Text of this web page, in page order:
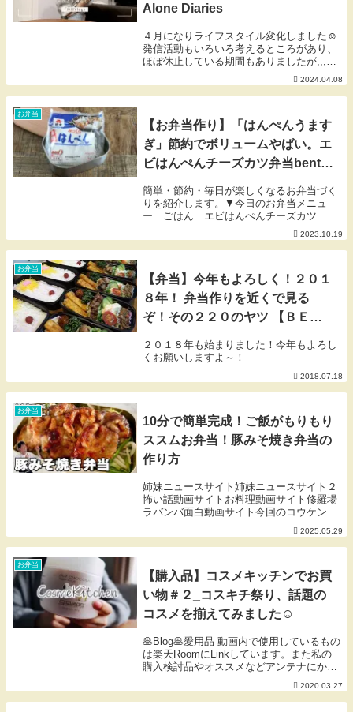
Alone Diaries
４月になりライフスタイル変化しました☺︎
発信活動もいろいろ考えるところがあり、
ほぼ休止している期間もありましたが,,,や
っぱりわたしは「ひとり暮らし」が好き
で、この光と影、自立した生き方を伝える
ことが、楽しいと感じています♡気持ちあ
2024.04.08
お弁当
【お弁当作り】「はんぺんうます
ぎ」節約でボリュームやばい。エ
ビはんぺんチーズカツ弁当bento
簡単・節約・毎日が楽しくなるお弁当づく
りを紹介します。▼今日のお弁当メニュ
ー ごはん エビはんぺんチーズカツ ピ
ザ風卵焼き 青梗菜の七味マヨポン和え
ミニトマト★「にぎりっ娘。応援し隊」へ
の加入はコチラから★にぎりっ娘の公式ブ
2023.10.19
お弁当
【弁当】今年もよろしく！２０１
８年！ 弁当作りを近くで見る
ぞ！その２２０のヤツ 【ＢＥＮ
２０１８年も始まりました！今年もよろし
くお願いしますよ～！
2018.07.18
お弁当
10分で簡単完成！ご飯がもりもり
ススムお弁当！豚みそ焼き弁当の
作り方
姉妹ニュースサイト姉妹ニュースサイト２
怖い話動画サイトお料理動画サイト修羅場
ラバンバ面白動画サイト今回のコウケンテ
ツキッチンは、久しぶりのだいたい10分弁
当シリーズ！ガッツリ食べたい時にオスス
メの豚みそ焼き弁当をご紹介！▼チャンネ
2025.05.29
お弁当
【購入品】コスメキッチンでお買
い物＃２_コスキチ祭り、話題の
コスメを揃えてみました☺︎
🥞Blog🥞愛用品 動画内で使用しているもの
は楽天RoomにLinkしています。また私の
購入検討品やオススメなどアンテナにかか
ったものをLinkしているお買い物メモでも
あります。ご活用いただけたら幸いです🐰
※掲載のないものは楽天扱い無しor...
2020.03.27